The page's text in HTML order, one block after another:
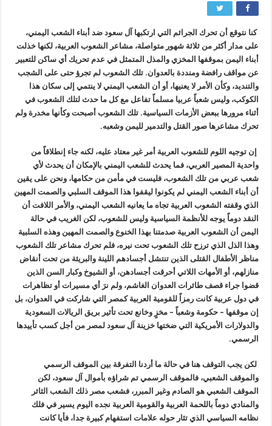
كنا نتوقع أن تحرك الجرائم التي ارتكبها آل سعود ضد أبناء الشعب اليمني،
على مدار أكثر من ثلاثة شهور متواصلة، مشاعر الشعوب العربية، لكنها خذلت
أبناء اليمن بموقفها المخزي والمذل المتمثل في عدم تحريك أي ساكن للتعبير
عن مواقف رافضة ومنددة بالعدوان. تلك الشعوب لم تجرؤ حتى على الشجب
والتنديد، وكأن الأمر لا يعنيها، أو أن الشعب اليمني لا ينتمي إلى سكان هذا
الكوكب، وليس شعباً عربيا مسلماً تفاعل مع كل ما حدث لتلك الشعوب في
أثناء مرورها ببعض الأزمات السياسية. تلك الشعوب أصبحت وكأنها مخدرة ولم
تحرك مشاعرها صور القتل والتدمير لليمن وشعبه.
إن توجيه اللوم للشعوب العربية أمر غير معتاد عليه، لكنه جاء إنطلاقاً من
واحدية المصير العربي، فما يحدث للشعب اليمني بالإمكان أن يحدث لأي
شعب عربي من تلك الشعوب، فليست في مأمن من حكامها، ونحن على يقين
أن أبناء الشعب اليمني لم يكونوا ليقفوا هذا الموقف السلبي والصمت المهين
الذي وقفته الشعوب العربية تجاه ما يعانيه الشعب اليمني، والأمر اللافت أن
النقد دوماً يوجه للأنظمة السياسية وليس للشعوب، لكن الغريب في حالة
اليمن أن الشعوب العربية صدمتنا بهذا الخنوع والصمت المهين وهذه السلبية
وهذا الذل الذي ترزح تلك الشعوب تحت نيره، فلم تحرك مشاعر تلك الشعوب
مناظر الأطفال القتلى الذين تنتشل أجسادهم اللينة والبريئة من تحت أنقاض
منازلهم، أو الأمهات اللاتي أحرقت أجسادهن، أو الشيوخ وكبار السن الذين
قضوا جراء قصف طائرات العدوان الغاشم، ولم نرَ أي مسيرات أو تظاهرات
في دول عربية كانت رمزاً للقومية العربية كمصر التي شاركت في العدوان، بل
إن موقفها – حكومة وشعباً – مخزٍ وخانع تحت تأثير بريق الريالات السعودية
والدولارات الأمريكية التي ضختها خزينة آل سعود لمصر من أجل كسب تأييدها
الرسمي.
لكن يجب التوقف هنا في حالة ما أردنا التفرقة بين الموقف الرسمي
والموقف الشعبي، فالموقف الرسمي تم شراؤه بأموال آل سعود، لكن
الموقف الشعبي هو الصادم وغير المبرر، فشعب مصر ذلك الشعب الثائر
والمنادي دوماً باللحمة العربية والقومية العربية نجده اليوم يسير في فلك
نظامه السياسي الذي تثار حوله علامات استفهام كبيرة جدا، فأيا كانت